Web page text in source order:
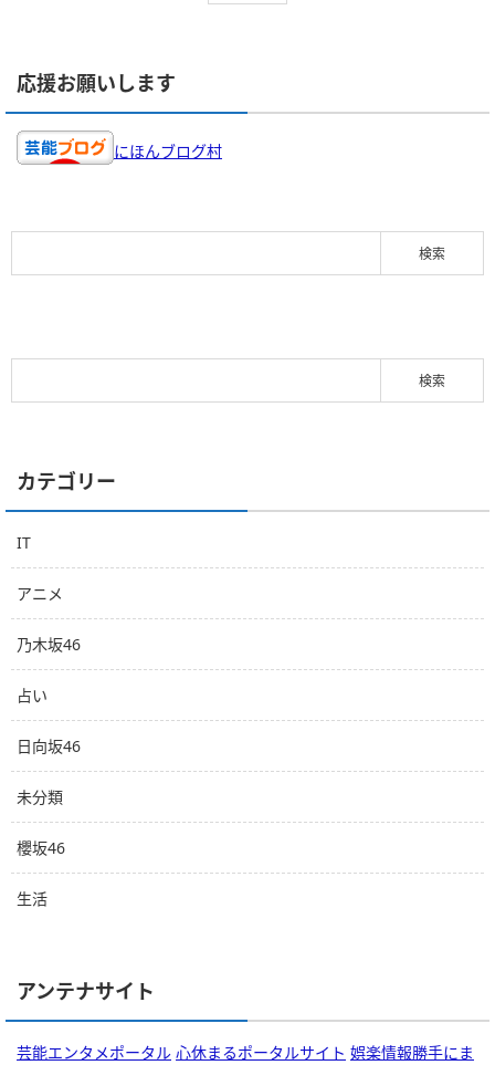
応援お願いします
にほんブログ村
カテゴリー
IT
アニメ
乃木坂46
占い
日向坂46
未分類
櫻坂46
生活
アンテナサイト
芸能エンタメポータル 心休まるポータルサイト 娯楽情報勝手にま